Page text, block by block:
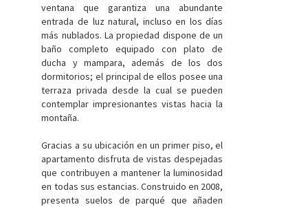
ventana que garantiza una abundante
entrada de luz natural, incluso en los días
más nublados. La propiedad dispone de un
baño completo equipado con plato de
ducha y mampara, además de los dos
dormitorios; el principal de ellos posee una
terraza privada desde la cual se pueden
contemplar impresionantes vistas hacia la
montaña.
Gracias a su ubicación en un primer piso, el
apartamento disfruta de vistas despejadas
que contribuyen a mantener la luminosidad
en todas sus estancias. Construido en 2008,
presenta suelos de parqué que añaden